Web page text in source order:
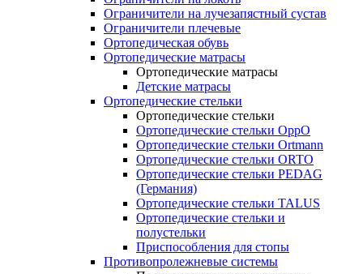
Ограничители на лучезапястный сустав
Ограничители плечевые
Ортопедическая обувь
Ортопедические матрасы
Ортопедические матрасы
Детские матрасы
Ортопедические стельки
Ортопедические стельки
Ортопедические стельки OppO
Ортопедические стельки Ortmann
Ортопедические стельки ORTO
Ортопедические стельки PEDAG
(Германия)
Ортопедические стельки TALUS
Ортопедические стельки и
полустельки
Приспособления для стопы
Противопролежневые системы